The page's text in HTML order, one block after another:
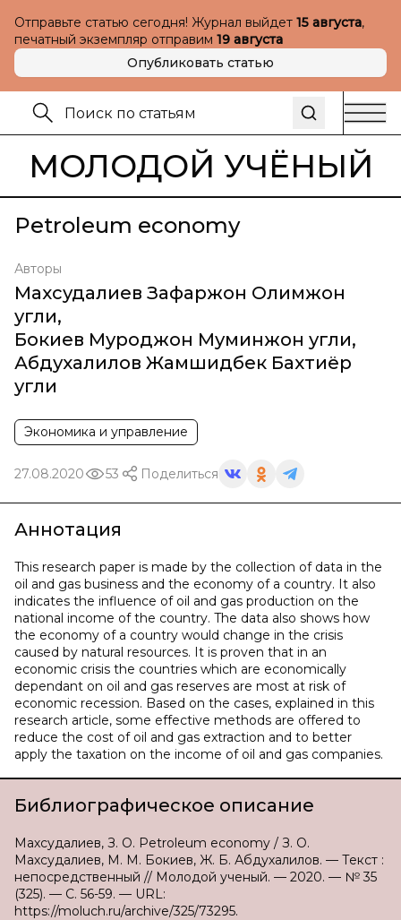
Отправьте статью сегодня! Журнал выйдет 15 августа,
печатный экземпляр отправим 19 августа
Опубликовать статью
МОЛОДОЙ УЧЁНЫЙ
Petroleum economy
Авторы
Махсудалиев Зафаржон Олимжон
угли,
Бокиев Муроджон Муминжон угли,
Абдухалилов Жамшидбек Бахтиёр
угли
Экономика и управление
27.08.2020 53 Поделиться
Аннотация
This research paper is made by the collection of data in the
oil and gas business and the economy of a country. It also
indicates the influence of oil and gas production on the
national income of the country. The data also shows how
the economy of a country would change in the crisis
caused by natural resources. It is proven that in an
economic crisis the countries which are economically
dependant on oil and gas reserves are most at risk of
economic recession. Based on the cases, explained in this
research article, some effective methods are offered to
reduce the cost of oil and gas extraction and to better
apply the taxation on the income of oil and gas companies.
Библиографическое описание
Махсудалиев, З. О. Petroleum economy / З. О.
Махсудалиев, М. М. Бокиев, Ж. Б. Абдухалилов. — Текст :
непосредственный // Молодой ученый. — 2020. — № 35
(325). — С. 56-59. — URL:
https://moluch.ru/archive/325/73295.